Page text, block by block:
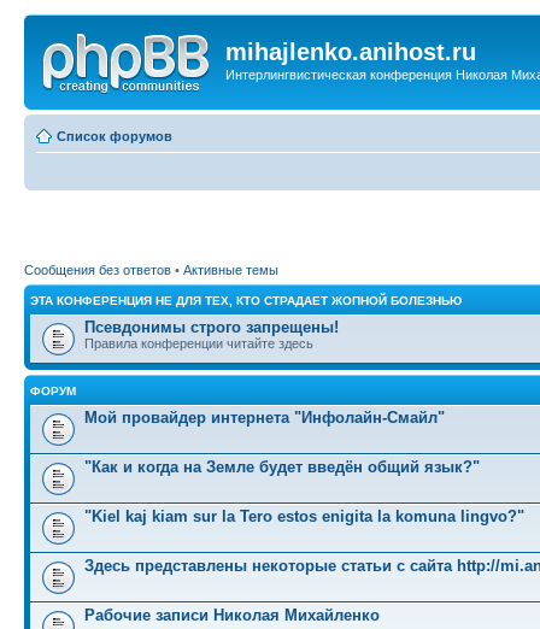
mihajlenko.anihost.ru
Интерлингвистическая конференция Николая
Список форумов
Сообщения без ответов • Активные темы
ЭТА КОНФЕРЕНЦИЯ НЕ ДЛЯ ТЕХ, КТО СТРАДАЕТ ЖОПНОЙ БОЛЕЗНЬЮ
Псевдонимы строго запрещены!
Правила конференции читайте здесь
ФОРУМ
Мой провайдер интернета "Инфолайн-Смайл"
"Как и когда на Земле будет введён общий язык?"
"Kiel kaj kiam sur la Tero estos enigita la komuna lingvo?"
Здесь представлены некоторые статьи с сайта http://
Рабочие записи Николая Михайленко